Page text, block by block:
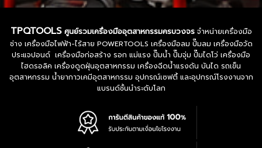
TPQTOOLS ศูนย์รวมเครื่องมืออุตสาหกรรมครบวงจรจำหน่ายเครื่องมือ
ช่าง เครื่องมือไฟฟ้า-ไร้สาย POWERTOOLS เครื่องมือลม ปั๊มลม เครื่องมือวัด
ประแจปอนด์ เครื่องมือก่อสร้าง รอก แม่แรง ปั๊มน้ำ ปั๊มจุ่ม ปั๊มไดโว่ เครื่องมือ
ไฮดรอลิค เครื่องดูดฝุ่นอุตสาหกรรม เครื่องฉีดน้ำแรงดัน บันได รถเข็น
อุตสาหกรรม น้ำยากาวเคมีอุตสาหกรรม อุปกรณ์เซฟตี้ และอุปกรณ์โรงงานจาก
แบรนด์ชั้นนำระดับโลก